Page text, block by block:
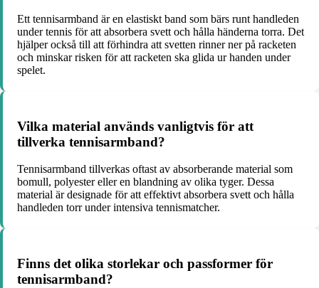
Ett tennisarmband är en elastiskt band som bärs runt handleden
under tennis för att absorbera svett och hålla händerna torra. Det
hjälper också till att förhindra att svetten rinner ner på racketen
och minskar risken för att racketen ska glida ur handen under
spelet.
Vilka material används vanligtvis för att
tillverka tennisarmband?
Tennisarmband tillverkas oftast av absorberande material som
bomull, polyester eller en blandning av olika tyger. Dessa
material är designade för att effektivt absorbera svett och hålla
handleden torr under intensiva tennismatcher.
Finns det olika storlekar och passformer för
tennisarmband?